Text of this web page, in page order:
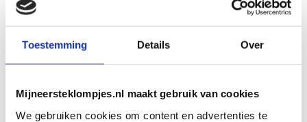
Toestemming Details Over
Mijneersteklompjes.nl maakt gebruik van cookies
We gebruiken cookies om content en advertenties te
Een kinderkoffer met naam en het design van het